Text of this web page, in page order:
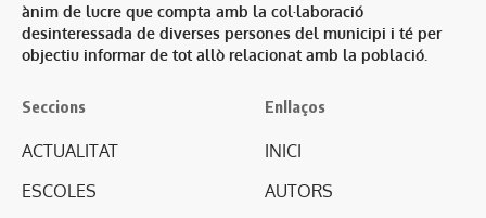
ànim de lucre que compta amb la col·laboració
desinteressada de diverses persones del municipi i té per
objectiu informar de tot allò relacionat amb la població.
Seccions
ACTUALITAT
ESCOLES
Enllaços
INICI
AUTORS